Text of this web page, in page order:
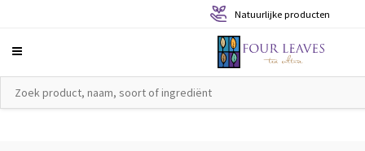
Natuurlijke producten